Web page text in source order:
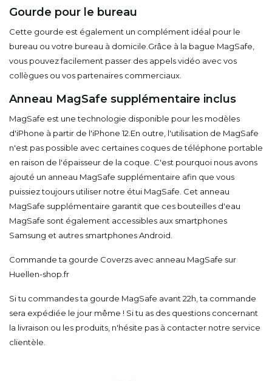
Gourde pour le bureau
Cette gourde est également un complément idéal pour le
bureau ou votre bureau à domicile.Grâce à la bague MagSafe,
vous pouvez facilement passer des appels vidéo avec vos
collègues ou vos partenaires commerciaux.
Anneau MagSafe supplémentaire inclus
MagSafe est une technologie disponible pour les modèles
d'iPhone à partir de l'iPhone 12.En outre, l'utilisation de MagSafe
n'est pas possible avec certaines coques de téléphone portable
en raison de l'épaisseur de la coque. C'est pourquoi nous avons
ajouté un anneau MagSafe supplémentaire afin que vous
puissiez toujours utiliser notre étui MagSafe. Cet anneau
MagSafe supplémentaire garantit que ces bouteilles d'eau
MagSafe sont également accessibles aux smartphones
Samsung et autres smartphones Android.
Commande ta gourde Coverzs avec anneau MagSafe sur
Huellen-shop.fr
Si tu commandes ta gourde MagSafe avant 22h, ta commande
sera expédiée le jour même ! Si tu as des questions concernant
la livraison ou les produits, n'hésite pas à contacter notre service
clientèle.